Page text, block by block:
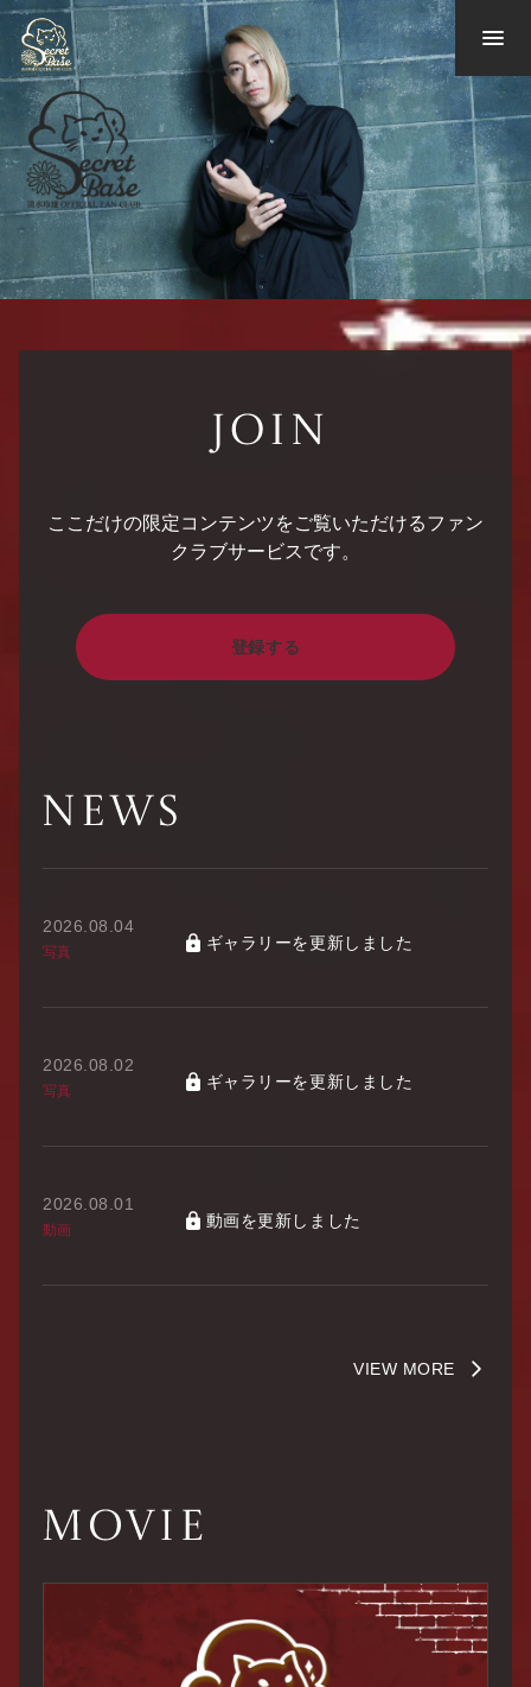
ここだけの限定コンテンツをご覧いただけるファン
クラブサービスです。
登録する
2026.08.04
写真
ギャラリーを更新しました
2026.08.02
写真
ギャラリーを更新しました
2026.08.01
動画
動画を更新しました
VIEW MORE